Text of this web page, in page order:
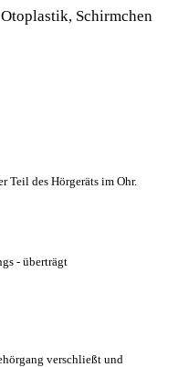
Schirmchen
Teil des Hörgeräts im Ohr.
- überträgt
verschließt und